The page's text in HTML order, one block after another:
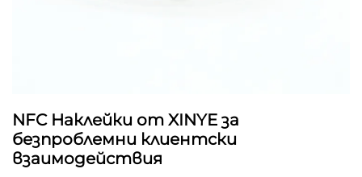
NFC Наклейки от XINYE за
безпроблемни клиентски
взаимодействия